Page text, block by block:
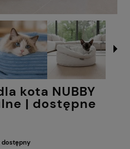
kota NUBBY
| dostępne
dostępny